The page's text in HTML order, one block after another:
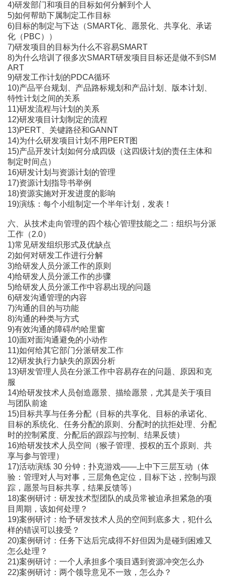
4)研发部门和项目的目标如何分解到个人
5)如何帮助下属制定工作目标
6)目标的制定与下达（SMART化、愿景化、共享化、承诺
化（PBC））
7)研发项目的目标为什么不容易SMART
8)为什么培训了很多次SMART研发项目目标还是做不到SM
ART
9)研发工作计划的PDCA循环
10)产品平台规划、产品路标规划和产品计划、版本计划、
特性计划之间的关系
11)研发流程与计划的关系
12)研发项目计划制定的流程
13)PERT、关键路径和GANNT
14)为什么研发项目计划不用PERT图
15)产品开发计划如何分成四级（这四级计划的责任主体和
制定时间点）
16)研发计划与资源计划的管理
17)资源计划指导书举例
18)资源实施对开发进度的影响
19)演练：每个小组制定一个半年计划，发表！
六、从技术走向管理的四个核心管理技能之二：组织与分派
工作（2.0）
1)常见研发组织形式及优缺点
2)如何对研发工作进行分解
3)给研发人员分派工作的原则
4)给研发人员分派工作的步骤
5)给研发人员分派工作中容易出现的问题
6)研发沟通管理的内容
7)沟通的目的与功能
8)沟通的种类与方式
9)有效沟通的障碍/约哈里窗
10)面对面沟通避免的小动作
11)如何给其它部门分派研发工作
12)研发执行力缺失的原因分析
13)研发管理人员在分派工作中容易存在的问题、原因和克
服
14)给研发技术人员创造愿景、描绘愿景，尤其是关于项目
与团队前途
15)目标共享与任务分配（目标的共享化、目标的承诺化、
目标的系统化、任务分配的原则、分配时的抗拒处理、分配
时的控制紧度、分配后的跟踪与控制、结果反馈）
16)给研发技术人员空间（猴子管理、授权的五个原则、共
享与参与管理）
17)活动演练 30 分钟：扑克游戏――上中下三层互动（体
验：管理对人与对事，三层角色定位，目标下达，控制与跟
踪，愿景与目标共享，结果反馈等）
18)案例研讨：研发技术型团队的成员常被迫承担紧急的项
目周期，该如何处理？
19)案例研讨：给予研发技术人员的空间到底多大，犯什么
样的错误可以接受？
20)案例研讨：任务下达后完成得不好但因为是碰到困难又
怎么处理？
21)案例研讨：一个人承担多个项目遇到资源冲突怎么办
22)案例研讨：两个领导意见不一致，怎么办？